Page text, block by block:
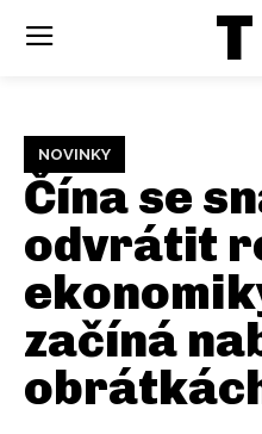
T
NOVINKY
Čína se
odvrátit
začíná